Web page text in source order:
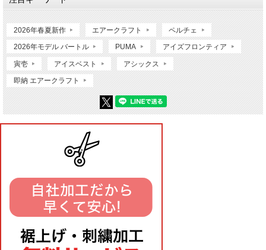
2026年春夏新作 エアークラフト ペルチェ
2026年モデル バートル PUMA アイズフロンティア
寅壱 アイスベスト アシックス
即納 エアークラフト